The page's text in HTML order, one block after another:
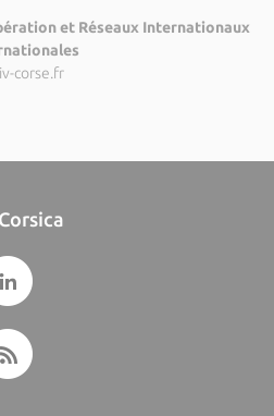
et Réseaux Internationaux
corse.fr